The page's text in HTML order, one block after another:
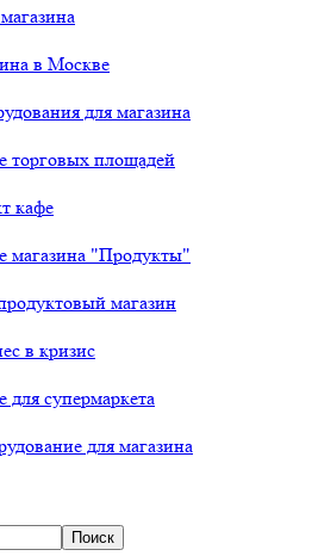
в Москве
для магазина
торговых площадей
кафе
магазина "Продукты"
магазин
в кризис
для супермаркета
для магазина
Поиск